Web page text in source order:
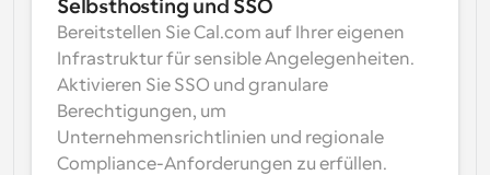
Selbsthosting und SSO
Bereitstellen Sie Cal.com auf Ihrer eigenen
Infrastruktur für sensible Angelegenheiten.
Aktivieren Sie SSO und granulare
Berechtigungen, um
Unternehmensrichtlinien und regionale
Compliance-Anforderungen zu erfüllen.